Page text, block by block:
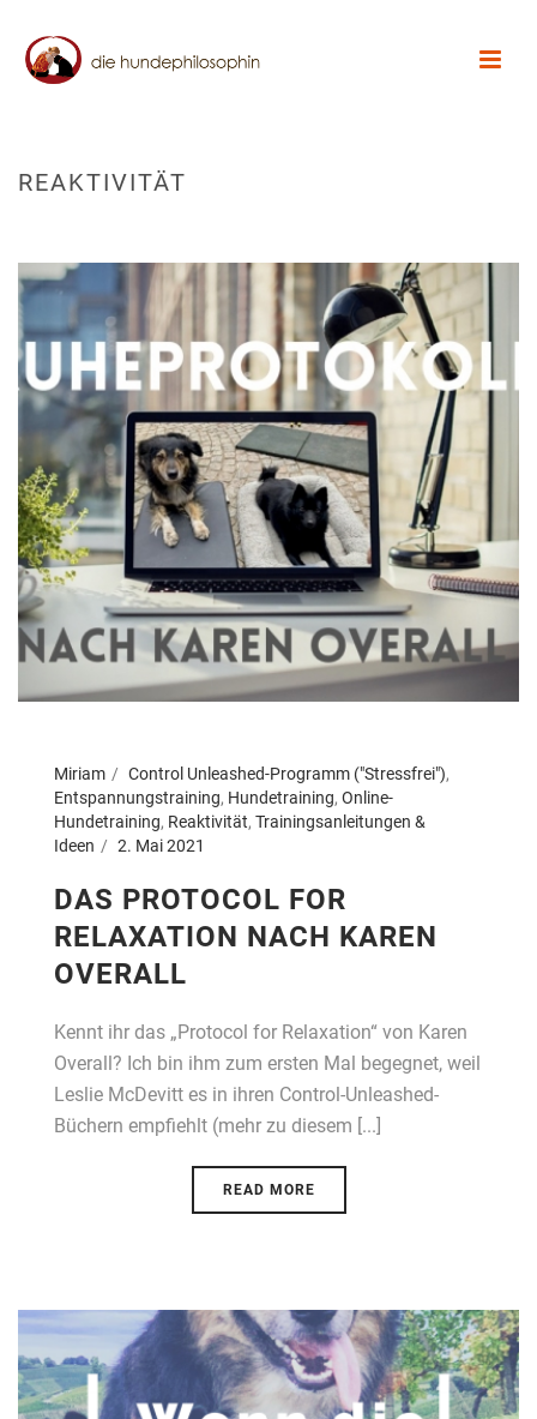
REAKTIVITÄT
Miriam Control Unleashed-Programm ("Stressfrei"),
Entspannungstraining, Hundetraining, Online-
Hundetraining, Reaktivität, Trainingsanleitungen &
Ideen
2. Mai 2021
DAS PROTOCOL FOR
RELAXATION NACH KAREN
OVERALL
Kennt ihr das „Protocol for Relaxation“ von Karen
Overall? Ich bin ihm zum ersten Mal begegnet, weil
Leslie McDevitt es in ihren Control-Unleashed-
Büchern empfiehlt (mehr zu diesem [...]
READ MORE